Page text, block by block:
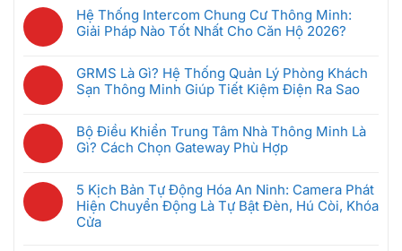
Camera
An
Dây
Hoạt
Thế
Nào?
Hack
Không,
Bảo
có
bình
luận
5
Thiết
Nhà
Thông
Minh
Mua
Đầu
Tiên
Hệ Thống Intercom Chung Cư Thông Minh:
Giải Pháp Nào Tốt Nhất Cho Căn Hộ 2026?
có
bình
luận
Hệ
Thống
Chung
Cư
Thông
Minh:
GRMS Là Gì? Hệ Thống Quản Lý Phòng Khách
Sạn Thông Minh Giúp Tiết Kiệm Điện Ra Sao
có
bình
GRMS
Là
Gì?
Bộ Điều Khiển Trung Tâm Nhà Thông Minh Là
Gì? Cách Chọn Gateway Phù Hợp
có
bình
luận
ở
5 Kịch Bản Tự Động Hóa An Ninh: Camera Phát
Hiện Chuyển Động Là Tự Bật Đèn, Hú Còi, Khóa
Cửa